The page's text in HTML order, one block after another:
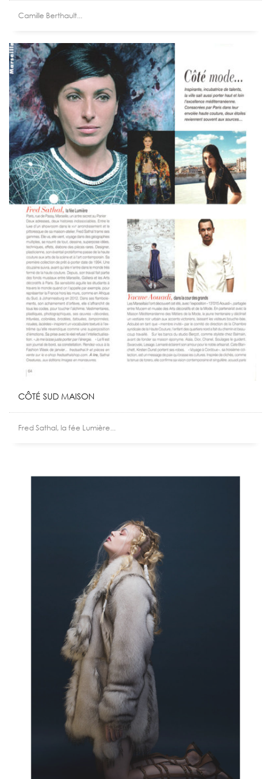
Camille Berthault...
CÔTÉ SUD MAISON
Fred Sathal, la fée Lumière...